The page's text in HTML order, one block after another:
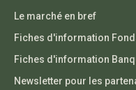
Le marché en bref
Fiches d'information
Fiches d'information
Newsletter pour les